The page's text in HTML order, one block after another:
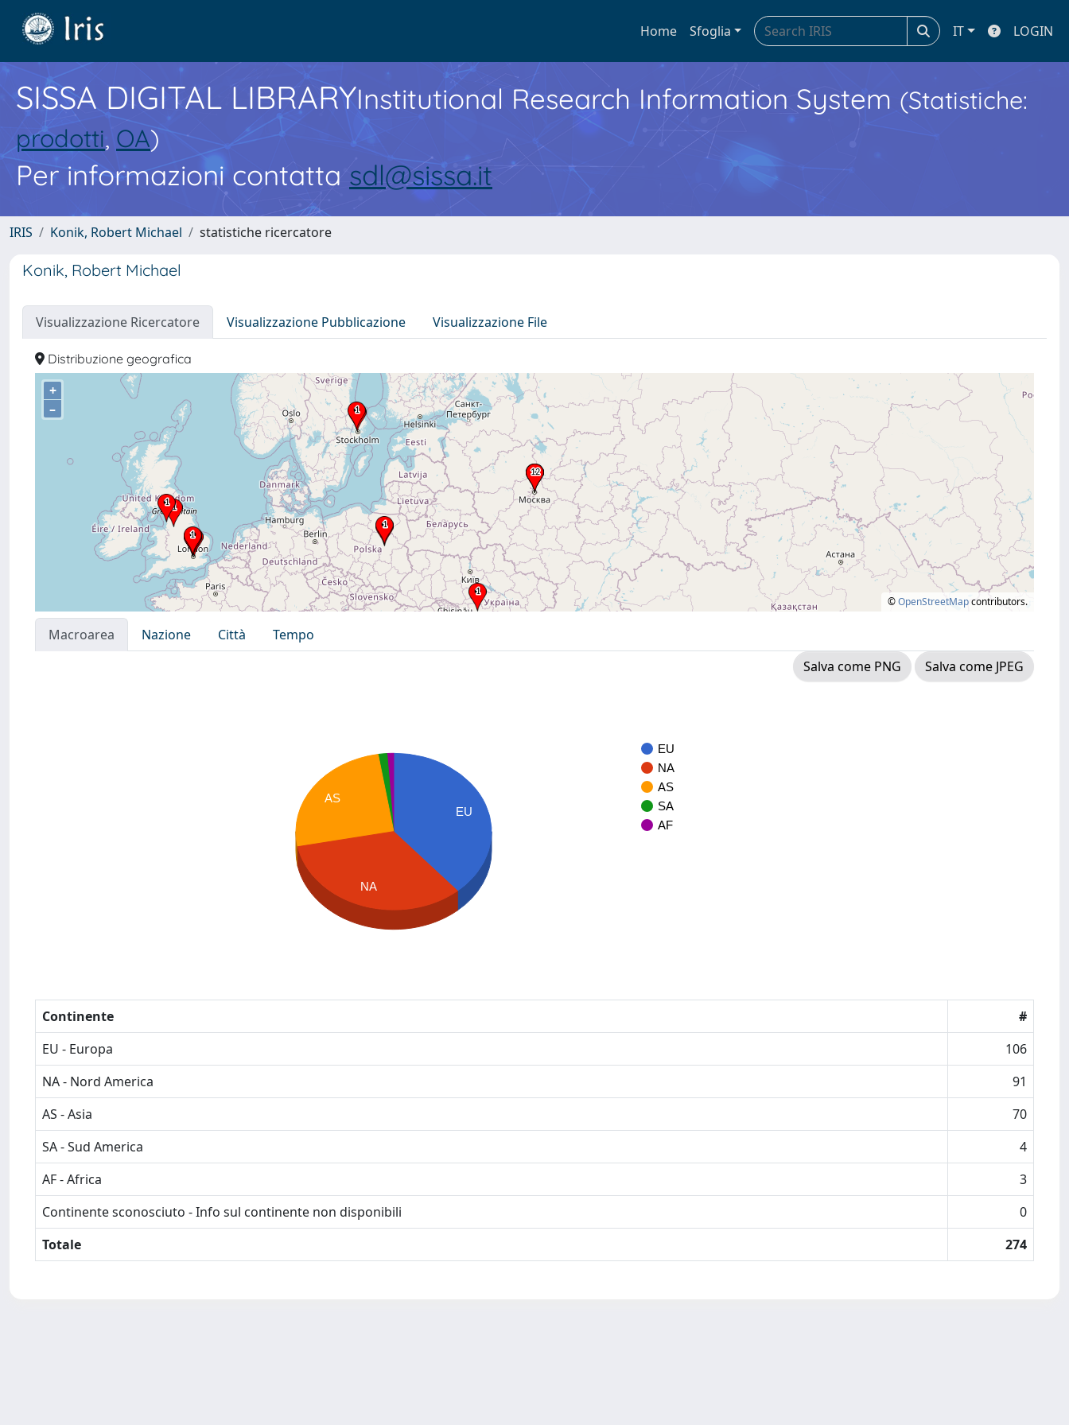
Home Sfoglia IT LOGIN
SISSA DIGITAL LIBRARYInstitutional Research Information System (Statistiche:
prodotti, OA)
Per informazioni contatta sdl@sissa.it
IRIS Konik, Robert Michael statistiche ricercatore
Konik, Robert Michael
Visualizzazione Ricercatore Visualizzazione Pubblicazione Visualizzazione File
Distribuzione geografica
+
–
©OpenStreetMapcontributors.
Macroarea Nazione Città
Tempo
Salva come PNG
Salva come JPEG
EU
NA
AS
SA
AF
EU
AS
NA
Continente
#
EU - Europa
106
NA - Nord America
91
AS - Asia
70
SA - Sud America
4
AF - Africa
3
Continente sconosciuto - Info sul continente non disponibili
0
Totale
274